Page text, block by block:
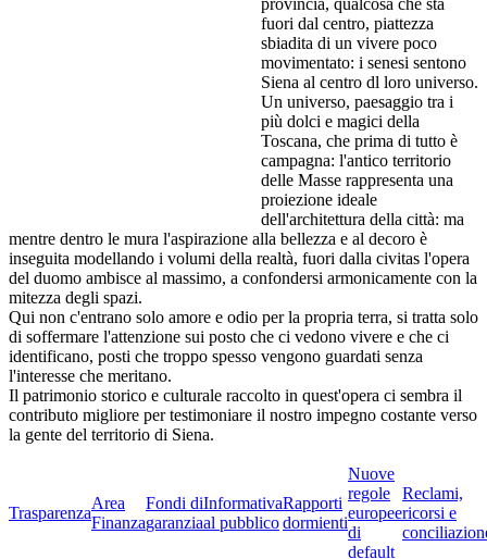
fuori dal centro, piattezza
sbiadita di un vivere poco
movimentato: i senesi sentono
Siena al centro dl loro universo.
Un universo, paesaggio tra i
più dolci e magici della
Toscana, che prima di tutto è
campagna: l'antico territorio
delle Masse rappresenta una
proiezione ideale
dell'architettura della città: ma
mentre dentro le mura l'aspirazione alla bellezza e al decoro è
inseguita modellando i volumi della realtà, fuori dalla civitas l'opera
del duomo ambisce al massimo, a confondersi armonicamente con la
mitezza degli spazi.
Qui non c'entrano solo amore e odio per la propria terra, si tratta solo
di soffermare l'attenzione sui posto che ci vedono vivere e che ci
identificano, posti che troppo spesso vengono guardati senza
l'interesse che meritano.
Il patrimonio storico e culturale raccolto in quest'opera ci sembra il
contributo migliore per testimoniare il nostro impegno costante verso
la gente del territorio di Siena.
Trasparenza
Area
Finanza
Fondi di
garanzia
Informativa
al pubblico
Rapporti
dormienti
Nuove
regole
europee
di
default
Reclami,
ricorsi e